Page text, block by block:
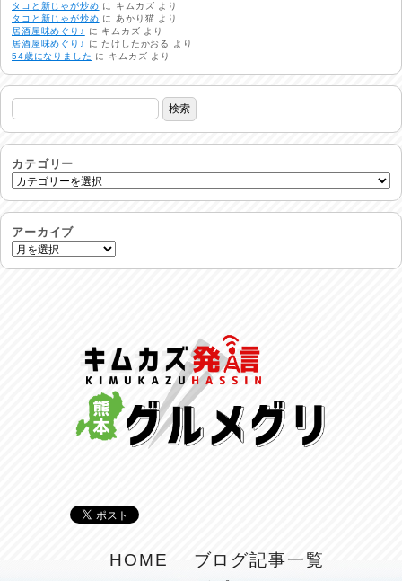
非常時には…
2026/08/01
生活支援情報
2026/07/31
24時間体制
命を守る行動を…
2026/07/29
土用丑の日♪
2026/07/28
呑めや喋れや！
2026/07/26
リスナーの集い！
2026/07/25
タコと新じゃが炒め に キムカズ より
タコと新じゃが炒め にあかり猫 より
居酒屋味めぐり♪
に キムカズ より
居酒屋味めぐり♪
にたけしたかおる
より
54歳になりました に キムカズ より
カテゴリー
アーカイブ
HOME
ブログ記事一覧